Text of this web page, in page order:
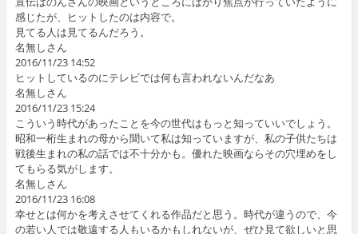
感じたが、ヒットしたのは内容で。
見てる人は見てるんだろう。
名無しさん
2016/11/23 14:52
ヒットしているのにテレビでは何も言われないんだなあ
名無しさん
2016/11/23 15:24
こういう時代があったことを今の世代はもっと知っていいでしょう。
昭和一桁生まれの母から聞いて私は知っていますが、私の子供たちは
戦後生まれの私の話では不十分かも。優れた映画ならその穴埋めをし
てもらる気がします。
名無しさん
2016/11/23 16:08
幸せとは何かを考えさせてくれる作品だと思う。時代が違うので、今
の若い人では敬遠する人もいるかもしれないが、ぜひ見て欲しいと思